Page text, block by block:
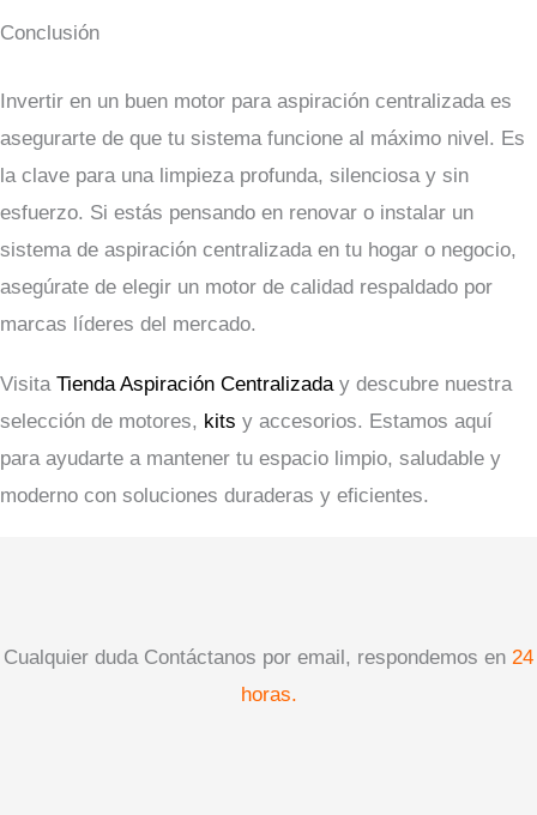
Conclusión
Invertir en un buen motor para aspiración centralizada es
asegurarte de que tu sistema funcione al máximo nivel. Es
la clave para una limpieza profunda, silenciosa y sin
esfuerzo. Si estás pensando en renovar o instalar un
sistema de aspiración centralizada en tu hogar o negocio,
asegúrate de elegir un motor de calidad respaldado por
marcas líderes del mercado.
Visita Tienda Aspiración Centralizaday descubre nuestra
selección de motores, kits y accesorios. Estamos aquí
para ayudarte a mantener tu espacio limpio, saludable y
moderno con soluciones duraderas y eficientes.
Cualquier duda Contáctanos por email, respondemos en 24
horas.